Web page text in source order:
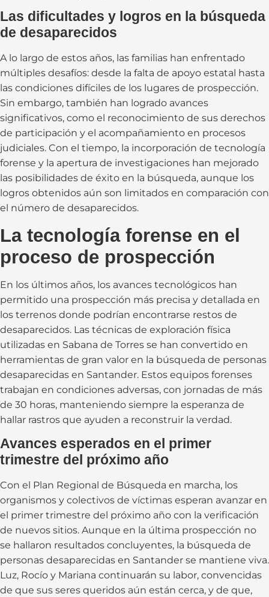
Las dificultades y logros en la búsqueda
de desaparecidos
A lo largo de estos años, las familias han enfrentado
múltiples desafíos: desde la falta de apoyo estatal hasta
las condiciones difíciles de los lugares de prospección.
Sin embargo, también han logrado avances
significativos, como el reconocimiento de sus derechos
de participación y el acompañamiento en procesos
judiciales. Con el tiempo, la incorporación de tecnología
forense y la apertura de investigaciones han mejorado
las posibilidades de éxito en la búsqueda, aunque los
logros obtenidos aún son limitados en comparación con
el número de desaparecidos.
La tecnología forense en el
proceso de prospección
En los últimos años, los avances tecnológicos han
permitido una prospección más precisa y detallada en
los terrenos donde podrían encontrarse restos de
desaparecidos. Las técnicas de exploración física
utilizadas en Sabana de Torres se han convertido en
herramientas de gran valor en la búsqueda de personas
desaparecidas en Santander. Estos equipos forenses
trabajan en condiciones adversas, con jornadas de más
de 30 horas, manteniendo siempre la esperanza de
hallar rastros que ayuden a reconstruir la verdad.
Avances esperados en el primer
trimestre del próximo año
Con el Plan Regional de Búsqueda en marcha, los
organismos y colectivos de víctimas esperan avanzar en
el primer trimestre del próximo año con la verificación
de nuevos sitios. Aunque en la última prospección no
se hallaron resultados concluyentes, la búsqueda de
personas desaparecidas en Santander se mantiene viva.
Luz, Rocío y Mariana continuarán su labor, convencidas
de que sus seres queridos aún están cerca, y de que,